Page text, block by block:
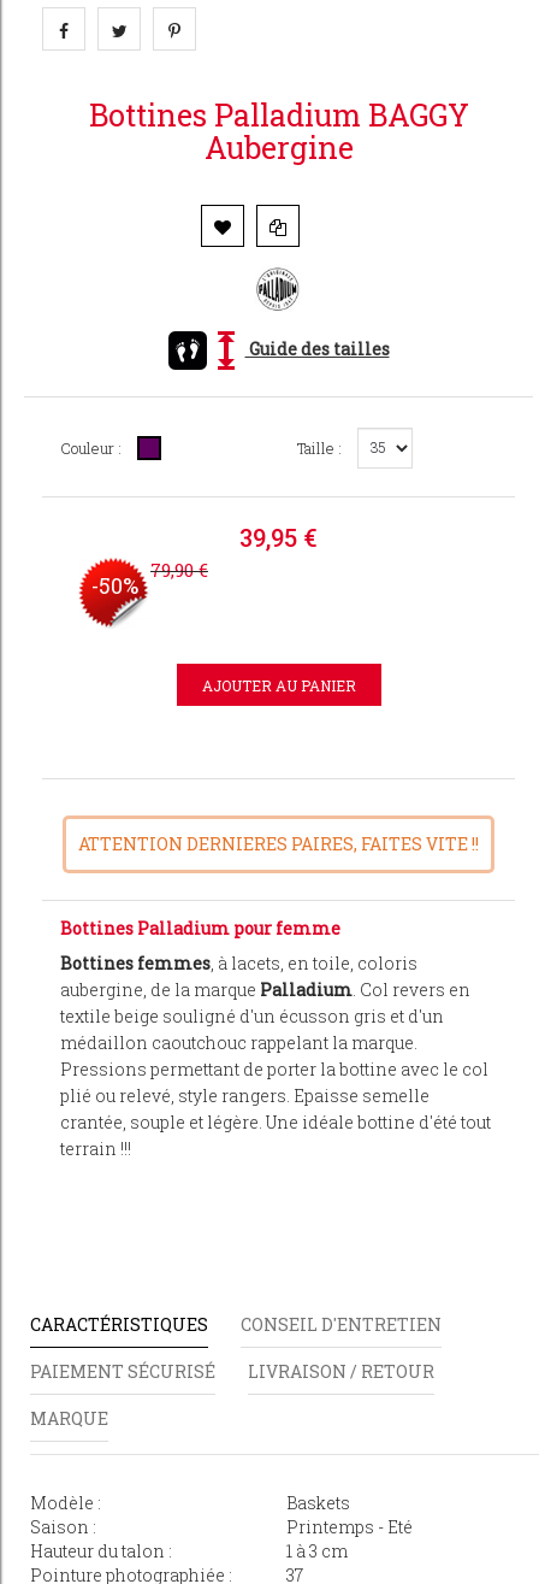
Bottines Palladium BAGGY
Aubergine
Guide des tailles
Couleur : Taille :
39,95 €
-50%
79,90 €
ATTENTION DERNIERES PAIRES, FAITES VITE !!
Bottines Palladium pour femme
Bottines femmes , à lacets, en toile, coloris
aubergine, de la marque Palladium . Col revers en
textile beige souligné d'un écusson gris et d'un
médaillon caoutchouc rappelant la marque.
Pressions permettant de porter la bottine avec le col
plié ou relevé, style rangers. Epaisse semelle
crantée, souple et légère. Une idéale bottine d'été tout
terrain !!!
CARACTÉRISTIQUES CONSEIL D'ENTRETIEN
PAIEMENT SÉCURISÉ LIVRAISON / RETOUR
MARQUE
Modèle :
Baskets
Saison :
Printemps - Eté
Hauteur du talon :
1 à 3 cm
Pointure photographiée :
37